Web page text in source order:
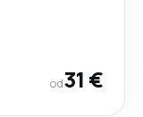
od31 €